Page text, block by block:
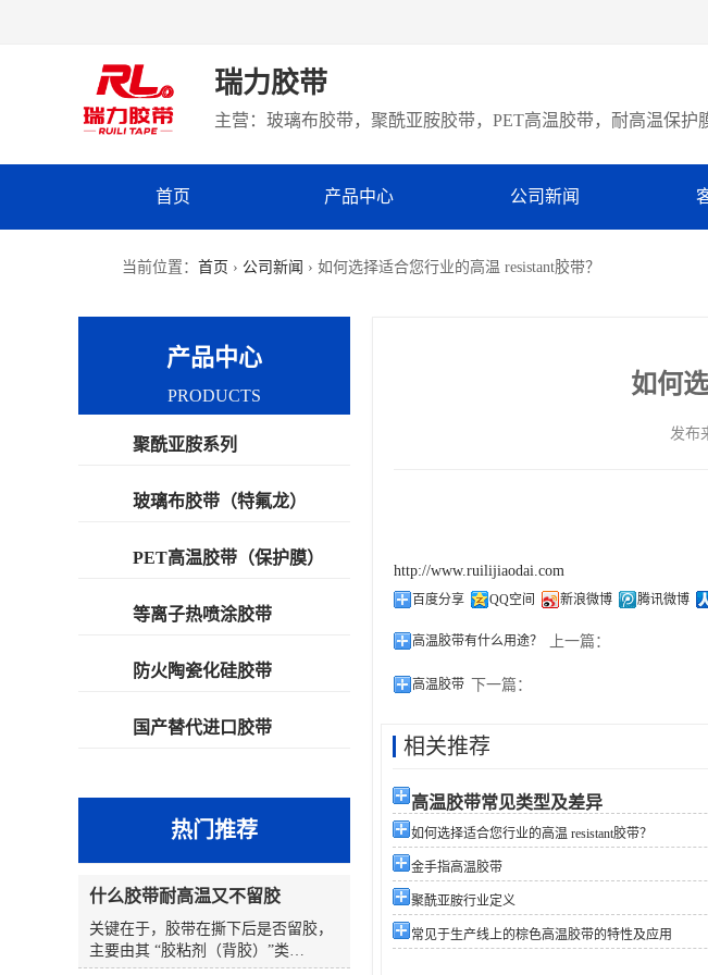
瑞力胶带
主营：玻璃布胶带，聚酰亚胺胶带，PET高温胶带，耐高温保护
首页 产品中心 公司新闻
当前位置： 首页 › 公司新闻 › 如何选择适合您行业的高温 resistant胶带？
如何
发布
http://www.ruilijiaodai.com
百度分享 QQ空间 新浪微博 腾讯微博
上一篇：
高温胶带有什么用途？
下一篇：
高温胶带
相关推荐
高温胶带常见类型及差异
如何选择适合您行业的高温 resistant胶带？
金手指高温胶带
聚酰亚胺行业定义
常见于生产线上的棕色高温胶带的特性及应用
产品中心
PRODUCTS
聚酰亚胺系列
玻璃布胶带（特氟龙）
PET高温胶带（保护膜）
等离子热喷涂胶带
防火陶瓷化硅胶带
国产替代进口胶带
热门推荐
什么胶带耐高温又不留胶
关键在于，胶带在撕下后是否留胶，
主要由其 “胶粘剂（背胶）”类